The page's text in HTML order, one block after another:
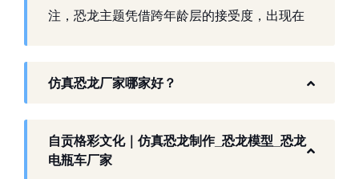
注，恐龙主题凭借跨年龄层的接受度，出现在
生态。自贡格彩文化艺术有限公司扎根本地产
以工厂生产能力，为各地客户提供史前主题相
关产品与服务。
仿真恐龙厂家哪家好？
自贡格彩文化｜仿真恐龙制作_恐龙模型_恐龙
电瓶车厂家